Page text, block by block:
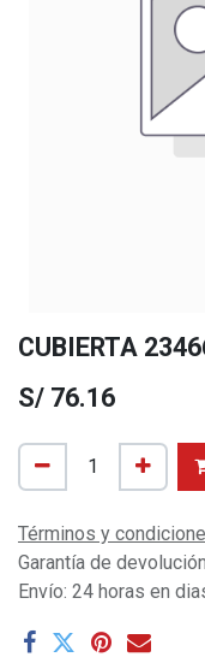
CUBIERTA
S/ 76.16
Términos y
Garantía de
Envío: 24 horas en